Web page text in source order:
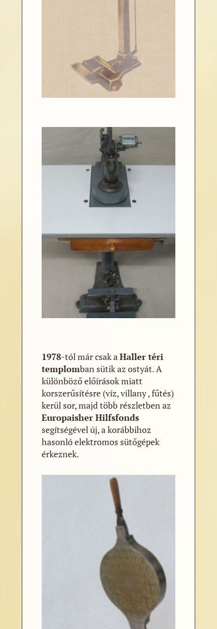
1978-tól már csak a Haller téri
templomban sütik az ostyát. A
különböző előírások miatt
korszerűsítésre (víz, villany , fűtés)
kerül sor, majd több részletben az
Europaisher Hilfsfonds
segítségével új, a korábbihoz
hasonló elektromos sütőgépek
érkeznek.